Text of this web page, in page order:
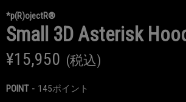
*p(R)ojectR®
Small 3D Asterisk
¥15,950 (税込)
POINT 145ポイント